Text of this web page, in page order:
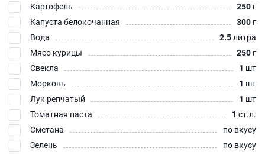
Картофель 250 г
Капуста белокочанная
300 г
Вода
2.5литра
Мясо курицы
250 г
Свекла
1 шт
Морковь
1 шт
Лук репчатый
1 шт
Томатная паста
1 ст.л.
Сметана
по вкусу
Зелень
по вкусу